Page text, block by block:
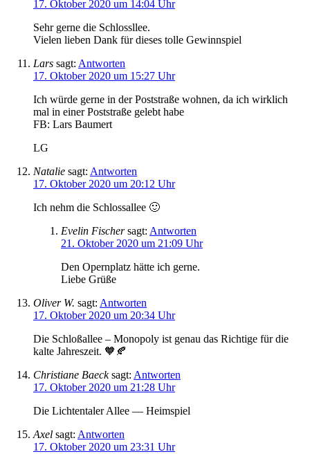
17. Oktober 2020 um 14:04 Uhr
Sehr gerne die Schlossllee.
Vielen lieben Dank für dieses tolle Gewinnspiel
Lars sagt: Antworten
17. Oktober 2020 um 15:27 Uhr
Ich würde gerne in der Poststraße wohnen, da ich wirklich
mal in einer Poststraße gelebt habe
FB: Lars Baumert
LG
Natalie sagt: Antworten
17. Oktober 2020 um 20:12 Uhr
Ich nehm die Schlossallee 🙂
Evelin Fischer sagt: Antworten
21. Oktober 2020 um 21:09 Uhr
Den Opernplatz hätte ich gerne.
Liebe Grüße
Oliver W. sagt: Antworten
17. Oktober 2020 um 20:34 Uhr
Die Schloßallee – Monopoly ist genau das Richtige für die
kalte Jahreszeit. 🧡🍂
Christiane Baeck sagt: Antworten
17. Oktober 2020 um 21:28 Uhr
Die Lichtentaler Allee — Heimspiel
Axel sagt: Antworten
17. Oktober 2020 um 23:31 Uhr